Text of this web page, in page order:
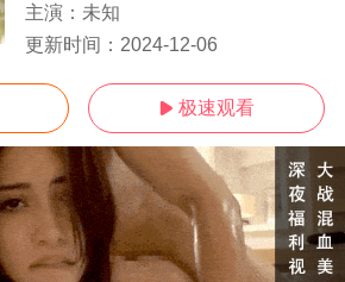
主演： 未知
更新时间： 2024-12-06
 极速观看